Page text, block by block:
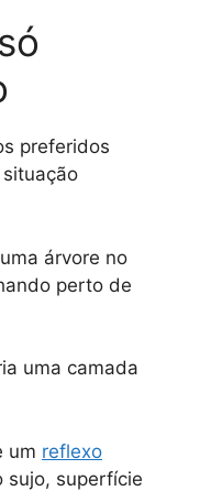
preferidos
árvore no
perto de
uma camada
um reflexo
sujo, superfície